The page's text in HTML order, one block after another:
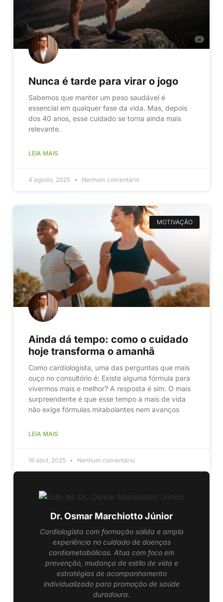
Nunca é tarde para virar o jogo
Sabemos que manter um peso saudável é
essencial em qualquer fase da vida. Mas, depois
dos 40 anos, esse cuidado se torna ainda mais
relevante.
LEIA MAIS
4 agosto, 2025 Nenhum comentário
MOTIVAÇÃO
Ainda dá tempo: como o cuidado
hoje transforma o amanhã
Como cardiologista, uma das perguntas que mais
ouço no consultório é: Existe alguma fórmula para
vivermos mais e melhor? A resposta é sim. O mais
surpreendente é que esse tempo a mais de vida
não exige fórmulas mirabolantes nem avanços
LEIA MAIS
16 abril, 2025 Nenhum comentário
Dr. Osmar Marchiotto Júnior
Cardiologista com formação sólida e ampla
experiência no cuidado de doenças
cardiometabólicas. Atua com foco em
prevenção, mudança de estilo de vida e
estratégias de acompanhamento
individualizado para promoção de saúde
duradoura.